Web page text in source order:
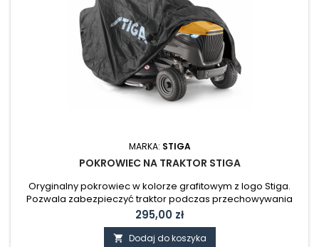
MARKA: STIGA
POKROWIEC NA TRAKTOR STIGA
Oryginalny pokrowiec w kolorze grafitowym z logo Stiga.
Pozwala zabezpieczyć traktor podczas przechowywania
przed wpływem warunków atmosferycznych, kurzem i pyłem.
Wykonany z wodoodpornego nylonu. Pasuje do traktorów:
Combi / Estate / Tornado WAGA: 1,50 KG
Cena
295,00 zł
 Dodaj do koszyka